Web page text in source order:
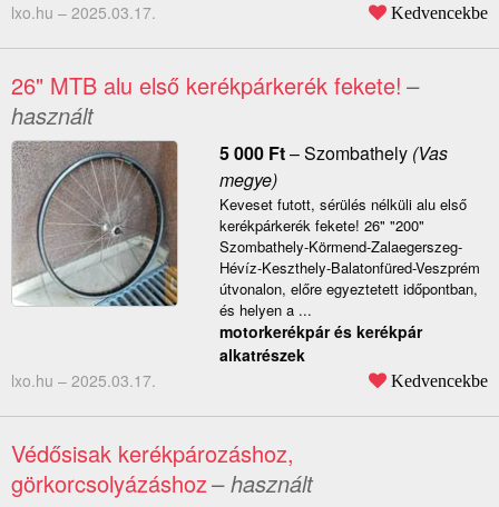
lxo.hu – 2025.03.17. Kedvencekbe
26" MTB alu első kerékpárkerék fekete! –
használt
5 000 Ft–Szombathely(Vas
megye)
Keveset futott, sérülés nélküli alu első
kerékpárkerék fekete! 26" "200"
Szombathely-Körmend-Zalaegerszeg-
Hévíz-Keszthely-Balatonfüred-Veszprém
útvonalon, előre egyeztetett időpontban,
és helyen a ...
motorkerékpár és kerékpár
alkatrészek
lxo.hu – 2025.03.17. Kedvencekbe
Védősisak kerékpározáshoz,
görkorcsolyázáshoz– használt